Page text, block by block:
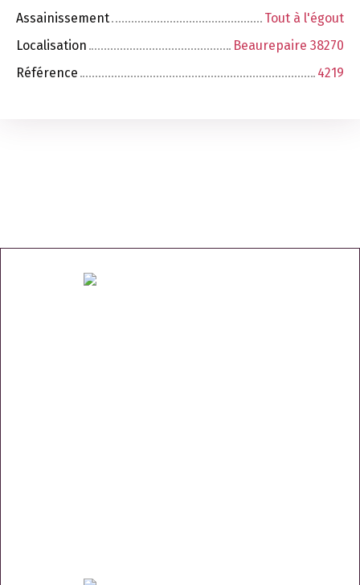
Assainissement
Tout à l'égout
Localisation
Beaurepaire 38270
Référence
4219